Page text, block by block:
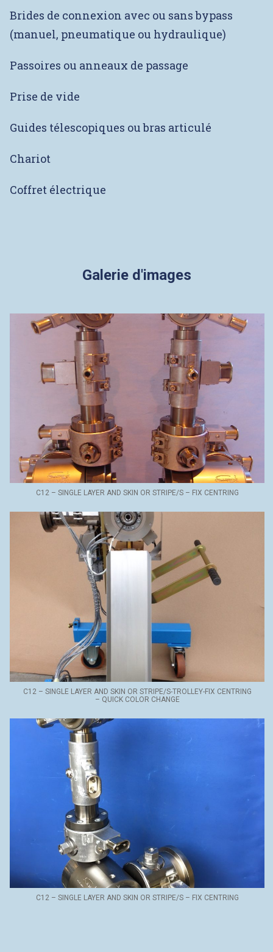
Brides de connexion avec ou sans bypass
(manuel, pneumatique ou hydraulique)
Passoires ou anneaux de passage
Prise de vide
Guides télescopiques ou bras articulé
Chariot
Coffret électrique
Galerie d'images
C12 – SINGLE LAYER AND SKIN OR STRIPE/S – FIX CENTRING
C12 – SINGLE LAYER AND SKIN OR STRIPE/S-TROLLEY-FIX CENTRING
– QUICK COLOR CHANGE
C12 – SINGLE LAYER AND SKIN OR STRIPE/S – FIX CENTRING